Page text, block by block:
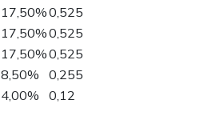
17,50%0,525
17,50%0,525
17,50%0,525
8,50%
0,255
4,00%
0,12